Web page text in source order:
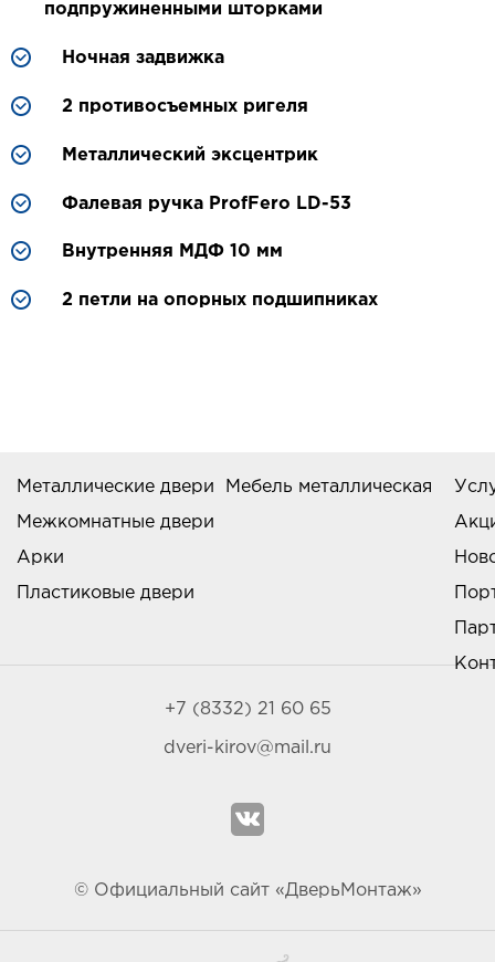
подпружиненными шторками
Ночная задвижка
2 противосъемных ригеля
Металлический эксцентрик
Фалевая ручка ProfFero LD-53
Внутренняя МДФ 10 мм
2 петли на опорных подшипниках
Металлические двери
Межкомнатные двери
Арки
Пластиковые двери
Мебель металлическая
+7 (8332) 21 60 65
dveri-kirov@mail.ru
© Официальный сайт «ДверьМонтаж»